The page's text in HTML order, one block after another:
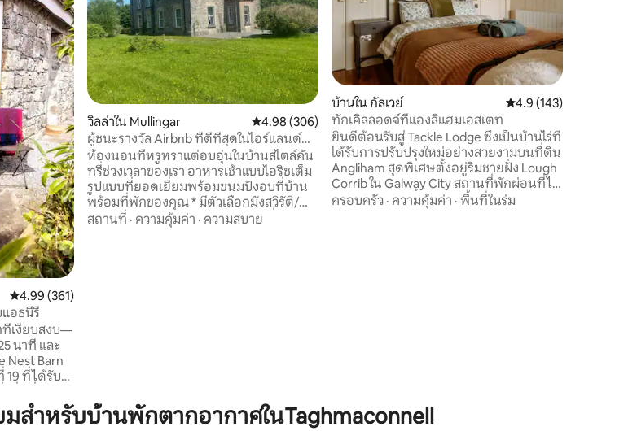
คะแนนเฉลี่ย 4.99 จาก 5, 361 รีวิว
4.99 (361)
อธนีรี
เงียบสงบ—
นาที และ
19 ที่ได้รับ
ที่ดีที่สุด
มีชีวิตชีวาได้
ละเป็นสถาน
วิลล่าใน Mullingar คะแนนเฉลี่ย 4.98 จาก 5, 306 รีวิว
4.98 (306)
ผู้ชนะรางวัล Airbnb ที่ดีที่สุดในไอร์แลนด์
'อาหารสุดอลังการ!'
ห้องนอนที่หรูหราแต่อบอุ่นในบ้านสไตล์คัน
ทรี่ช่วงเวลาของเรา อาหารเช้าแบบไอริชเต็ม
รูปแบบที่ยอดเยี่ยมพร้อมขนมปังอบที่บ้าน
พร้อมที่พักของคุณ * มีตัวเลือกมังสวิรัติ/
มังสวิรัติ เพลิดเพลินกับอาหารเย็นที่ปรุงเอง
แสนอร่อยในตอนเย็นโดยใช้อาหารที่หาได้
สถานที่ · ความคุ้มค่า · ความสบาย
บ้านใน กัลเวย์ คะแนนเฉลี่ย 4.9 จาก
4.9 (143)
ทักเคิลลอดจ์ที่แองลิแฮมเอสเตท
ยินดีต้อนรับสู่ Tackle Lodge ซึ่งเป็นบ้านไร่ที่
ได้รับการปรับปรุงใหม่อย่างสวยงามบนที่ดิน
Angliham สุดพิเศษตั้งอยู่ริมชายฝั่ง Lough
Corrib ใน Galway City สถานที่พักผ่อนที่ไม่
เหมือนใครแห่งนี้ผสมผสานเสน่ห์แบบชนบท
เข้ากับการตกแต่งภายในที่สง่างามและทัน
ครอบครัว · ความคุ้มค่า · พื้นที่ในร่ม
สำหรับบ้านพักตากอากาศในTaghmaconnell